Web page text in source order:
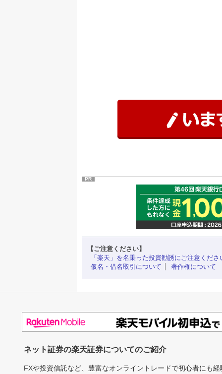
PR
【ご注意ください】
「楽天」を名乗った投資勧誘にご注意くださ
仮名・借名取引について
著作権について
ネット証券の楽天証券についてのご紹介
FXや投資信託など、豊富なオンライントレードで初心者にも